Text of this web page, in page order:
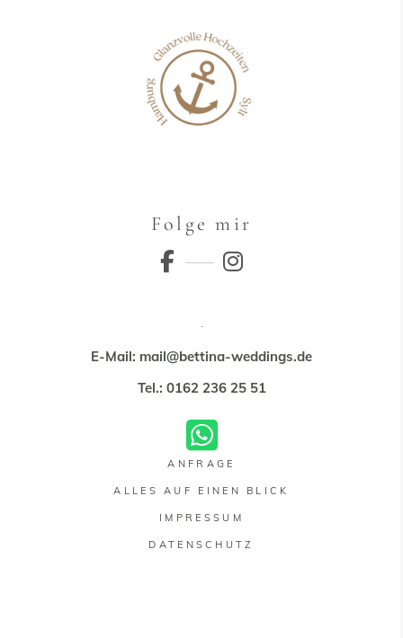
Folge mir
E-Mail: mail@bettina-weddings.de
Tel.: 0162 236 25 51
ANFRAGE
ALLES AUF EINEN BLICK
IMPRESSUM
DATENSCHUTZ